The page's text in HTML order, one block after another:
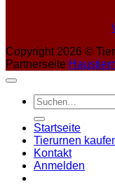
Copyright 2026 ©
Partnerseite
Suchen
nach:
Startseite
Tierurnen
Kontakt
Anmelden